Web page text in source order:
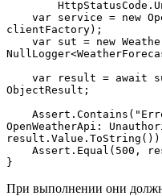
clientFactory);
ObjectResult;
OpenWeatherApi:
}
При выполнении они